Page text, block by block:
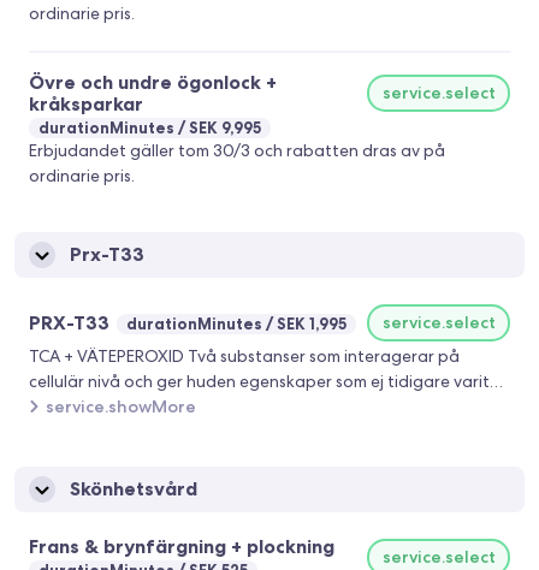
ordinarie pris.
Övre och undre ögonlock +
kråksparkar
durationMinutes SEK 9,995
service.select
Erbjudandet gäller tom 30/3 och rabatten dras av på
ordinarie pris.
Prx-T33
PRX-T33 durationMinutes SEK 1,995
service.select
TCA + VÄTEPEROXID Två substanser som interagerar på
cellulär nivå och ger huden egenskaper som ej tidigare varit
möjliga. Ger ingen ljuskänslighet eller några oönskade
Ger ökad fasthet och mycket lyster. Nålfri applicering utan
Väteperoxid motverkar syrafrätande effekt och tillåter
service.showMore
Skönhetsvård
Frans & brynfärgning + plockning service.select